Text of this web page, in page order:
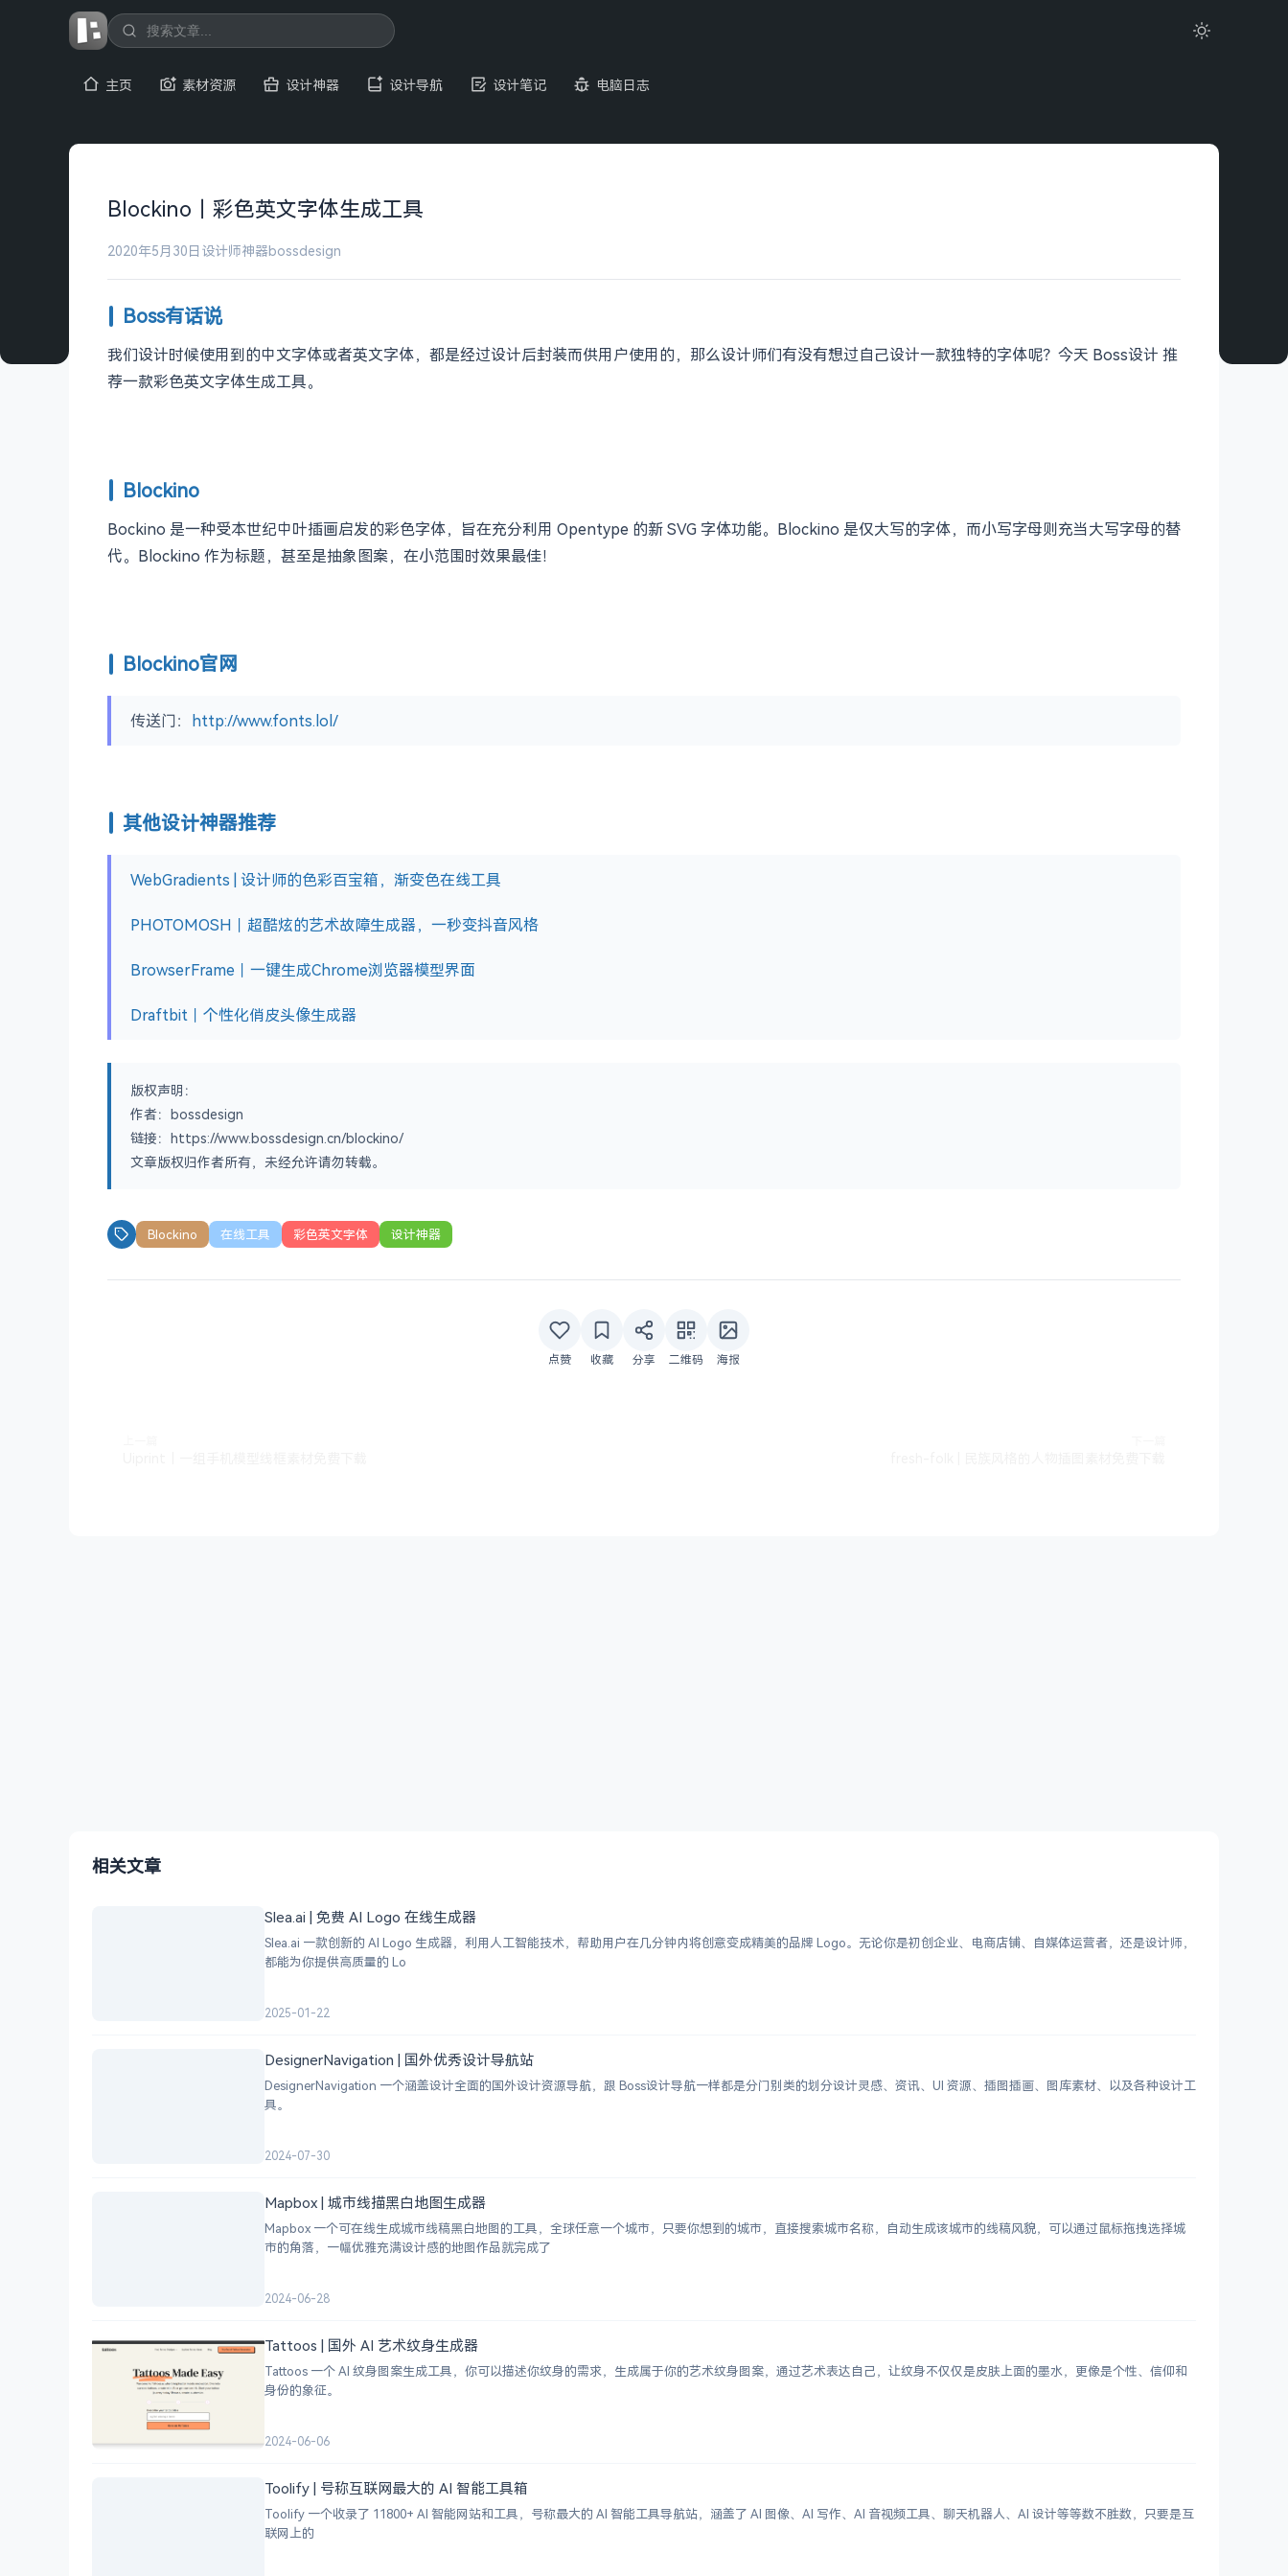
主页 素材资源 设计神器 设计导航 设计笔记 电脑日志
Blockino｜彩色英文字体生成工具
2020年5月30日 设计师神器bossdesign
Boss有话说
我们设计时候使用到的中文字体或者英文字体，都是经过设计后封装而供用户使用的，那么设计师们有没有想过自己设计一款独特的字体呢？今天 Boss设计 推
荐一款彩色英文字体生成工具。
Blockino
Bockino 是一种受本世纪中叶插画启发的彩色字体，旨在充分利用 Opentype 的新 SVG 字体功能。Blockino 是仅大写的字体，而小写字母则充当大写字母的替
代。Blockino 作为标题，甚至是抽象图案，在小范围时效果最佳！
Blockino官网
传送门： http://www.fonts.lol/
其他设计神器推荐
WebGradients | 设计师的色彩百宝箱，渐变色在线工具
PHOTOMOSH｜超酷炫的艺术故障生成器，一秒变抖音风格
BrowserFrame｜一键生成Chrome浏览器模型界面
Draftbit｜个性化俏皮头像生成器
版权声明：
作者：bossdesign
链接：https://www.bossdesign.cn/blockino/
文章版权归作者所有，未经允许请勿转载。
Blockino 在线工具 彩色英文字体 设计神器
点赞 收藏 分享 二维码 海报
相关文章
Slea.ai | 免费 AI Logo 在线生成器
Slea.ai 一款创新的 AI Logo 生成器，利用人工智能技术，帮助用户在几分钟内将创意变成精美的品牌 Logo。无论你是初创企业、电商店铺、自媒体运营者，还是设计师，
都能为你提供高质量的 Lo
2025-01-22
DesignerNavigation | 国外优秀设计导航站
DesignerNavigation 一个涵盖设计全面的国外设计资源导航，跟 Boss设计导航一样都是分门别类的划分设计灵感、资讯、UI 资源、插图插画、图库素材、以及各种设计工
具。
2024-07-30
Mapbox | 城市线描黑白地图生成器
Mapbox 一个可在线生成城市线稿黑白地图的工具，全球任意一个城市，只要你想到的城市，直接搜索城市名称，自动生成该城市的线稿风貌，可以通过鼠标拖拽选择城
市的角落，一幅优雅充满设计感的地图作品就完成了
2024-06-28
Tattoos | 国外 AI 艺术纹身生成器
Tattoos 一个 AI 纹身图案生成工具，你可以描述你纹身的需求，生成属于你的艺术纹身图案，通过艺术表达自己，让纹身不仅仅是皮肤上面的墨水，更像是个性、信仰和
身份的象征。
2024-06-06
Toolify | 号称互联网最大的 AI 智能工具箱
Toolify 一个收录了 11800+ AI 智能网站和工具，号称最大的 AI 智能工具导航站，涵盖了 AI 图像、AI 写作、AI 音视频工具、聊天机器人、AI 设计等等数不胜数，只要是互
联网上的